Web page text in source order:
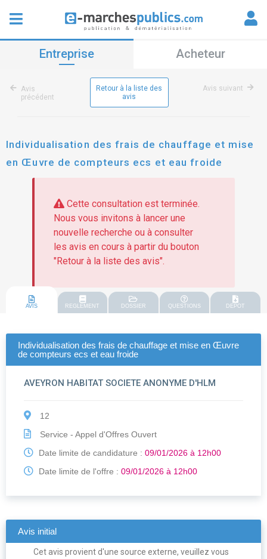
Entreprise Acheteur
Avis
précédent
Retour à la liste des
avis
Avis suivant
Individualisation des frais de chauffage et mise
en Œuvre de compteurs ecs et eau froide
Cette consultation est terminée.
Nous vous invitons à lancer une
nouvelle recherche ou à consulter
les avis en cours à partir du bouton
"Retour à la liste des avis".
AVIS REGLEMENT DOSSIER QUESTIONS DEPOT
Individualisation des frais de chauffage et mise en Œuvre
de compteurs ecs et eau froide
AVEYRON HABITAT SOCIETE ANONYME D'HLM
12
Service - Appel d'Offres Ouvert
Date limite de candidature : 09/01/2026 à 12h00
Date limite de l'offre : 09/01/2026 à 12h00
Avis initial
Cet avis provient d'une source externe, veuillez vous